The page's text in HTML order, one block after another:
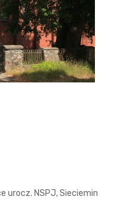
urocz. NSPJ, Sieciemin